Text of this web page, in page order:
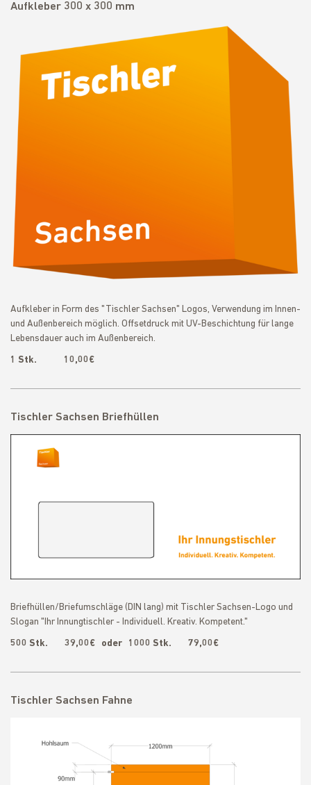
Aufkleber 300 x 300 mm
Aufkleber in Form des "Tischler Sachsen" Logos, Verwendung im Innen-
und Außenbereich möglich. Offsetdruck mit UV-Beschichtung für lange
Lebensdauer auch im Außenbereich.
1 Stk. 10,00€
Tischler Sachsen Briefhüllen
Briefhüllen/Briefumschläge (DIN lang) mit Tischler Sachsen-Logo und
Slogan "Ihr Innungtischler - Individuell. Kreativ. Kompetent."
500 Stk. 39,00€ oder 1000 Stk. 79,00€
Tischler Sachsen Fahne